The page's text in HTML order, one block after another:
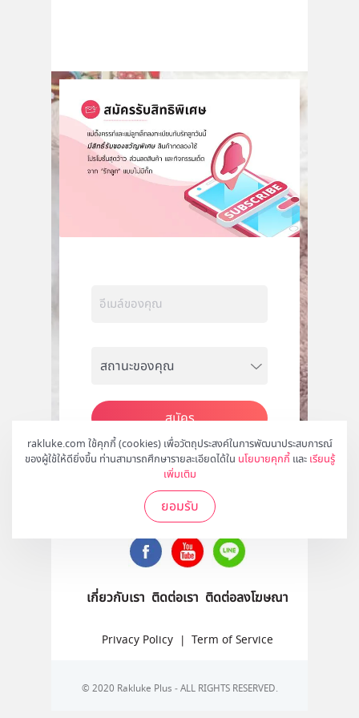
rakluke.com ใช้คุกกี้ (cookies) เพื่อวัตถุประสงค์ในการพัฒนาประสบการณ์
ของผู้ใช้ให้ดียิ่งขึ้น ท่านสามารถศึกษารายละเอียดได้ใน นโยบายคุกกี้ และ เรียนรู้
เพิ่มเติม
ยอมรับ
สมัคร
ติดตามเราได้ที่
เกี่ยวกับเรา ติดต่อเรา ติดต่อลงโฆษณา
Privacy Policy | Term of Service
© 2020 Rakluke Plus - ALL RIGHTS RESERVED.